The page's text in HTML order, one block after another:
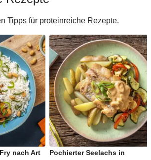
Tipps für proteinreiche Rezepte.
nach Art
Pochierter Seelachs in